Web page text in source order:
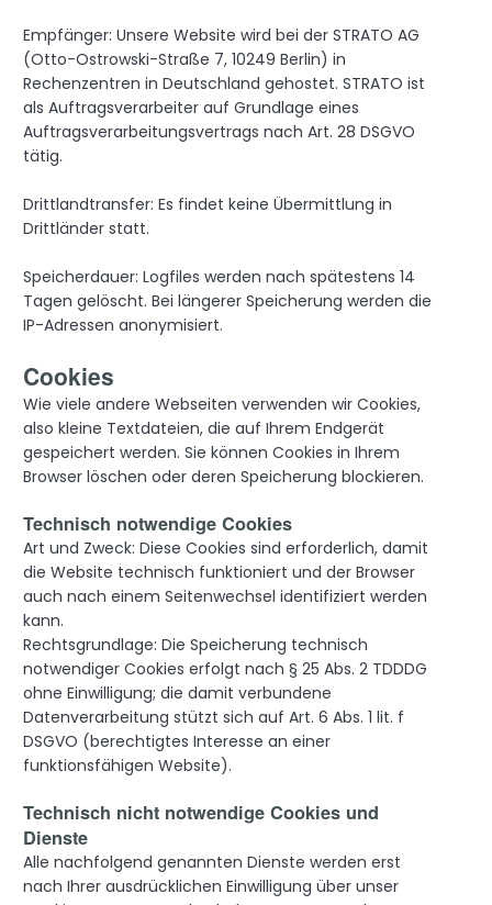
Empfänger: Unsere Website wird bei der STRATO AG
(Otto-Ostrowski-Straße 7, 10249 Berlin) in
Rechenzentren in Deutschland gehostet. STRATO ist
als Auftragsverarbeiter auf Grundlage eines
Auftragsverarbeitungsvertrags nach Art. 28 DSGVO
tätig.
Drittlandtransfer: Es findet keine Übermittlung in
Drittländer statt.
Speicherdauer: Logfiles werden nach spätestens 14
Tagen gelöscht. Bei längerer Speicherung werden die
IP-Adressen anonymisiert.
Cookies
Wie viele andere Webseiten verwenden wir Cookies,
also kleine Textdateien, die auf Ihrem Endgerät
gespeichert werden. Sie können Cookies in Ihrem
Browser löschen oder deren Speicherung blockieren.
Technisch notwendige Cookies
Art und Zweck: Diese Cookies sind erforderlich, damit
die Website technisch funktioniert und der Browser
auch nach einem Seitenwechsel identifiziert werden
kann.
Rechtsgrundlage: Die Speicherung technisch
notwendiger Cookies erfolgt nach § 25 Abs. 2 TDDDG
ohne Einwilligung; die damit verbundene
Datenverarbeitung stützt sich auf Art. 6 Abs. 1 lit. f
DSGVO (berechtigtes Interesse an einer
funktionsfähigen Website).
Technisch nicht notwendige Cookies und
Dienste
Alle nachfolgend genannten Dienste werden erst
nach Ihrer ausdrücklichen Einwilligung über unser